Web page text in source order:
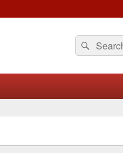
Search
for:
Search